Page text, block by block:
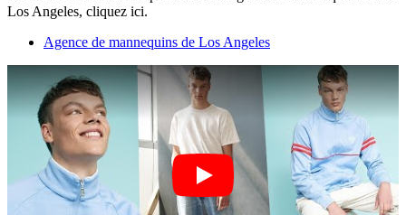
Los Angeles, cliquez ici.
Agence de mannequins de Los Angeles